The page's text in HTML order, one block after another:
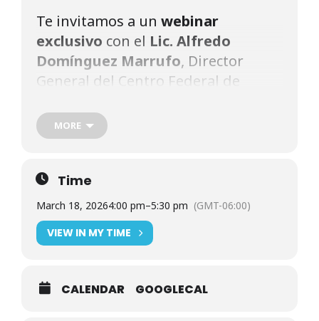
Te invitamos a unwebinar
exclusivo con el Lic. Alfredo
Domínguez Marrufo, Director
General del Centro Federal de
donde abordaremos el papel clave
de la conciliación laboral y el
relación entre empresas y
trabajadores.
En un contexto donde el
más estratégico para las cadenas de
MORE
Time
March 18, 20264:00 pm–5:30 pm (GMT-06:00)
VIEW IN MY TIME
CALENDAR GOOGLECAL